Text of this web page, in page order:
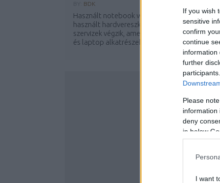
If you wish
sensitive
confirm
continue
information
further
Please
information
deny
in below
I want
BDK
Használt notebook webáruház Rendszerint a
használt hardvereszközök felújítását olyan
szervizek végzik, amelyek asztali számítógép
és laptop alkatrészek javítására és a gépek...